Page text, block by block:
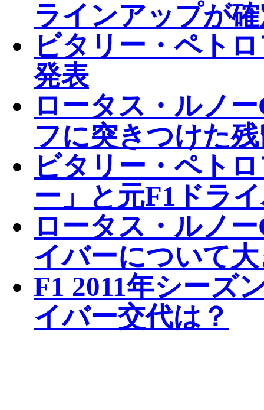
ラインアップが
ビタリー・ペト
発表
ロータス・ルノ
フに突きつけた
ビタリー・ペト
ー」と元F1ドラ
ロータス・ルノ
イバーについて
F1 2011年シーズ
イバー交代は？